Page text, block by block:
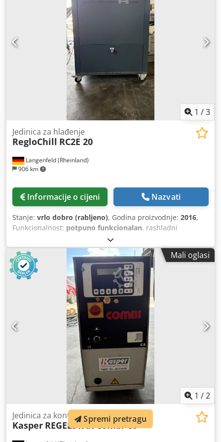
1 /3
Langenfeld (Rheinland)
906 km
Jedinica za hlađenje
RegloChill RC2E 20
Informacije o cijeni Nazvati
Stanje: vrlo dobro (rabljeno), Godina proizvodnje: 2016,
Funkcionalnost: potpuno funkcionalan, rashladni
18,8 kW (25,56 KS), Rashladna jedinica
RegloChill RC2E 20 Skladišni broj: 503608 Vrsta
stroja/uređaja: Rashladna jedinica Proizvođač: RegloChill
Model: RC2E 20 Godina proizvodnje: 2016 - Ekološki
prihvatljivo rashladno sredstvo R407C - Automatsko
pokretanje rotacije kompresora - Filter sušač s
molekularnim sitima - Pokazivač razine tekućine - Visoko
učinkovit aluminijski kondenzator s bakrenim cijevima -
Magnetni ventil - Ekspanzijski ventil - Sigurnosni tlačni
prekidači za visoki i niski pritisak plina - Prekidač pritiska
razine vode Crodpfexz Dt Ijx Afqef - Pločasti isparivač s
visoko učinkovitim bakrenim cijevima za izmjenu vode i
plina Priključna snaga: 12 A Rashladno sredstvo: R407C
Rashladni kapacitet: 18,8 kW Napon: 400 V - 50 Hz
Mali oglasi
1 /2
Jedinica za kontrolu temperature
Kasper REGELSTAR Combi C6
Spremi pretragu